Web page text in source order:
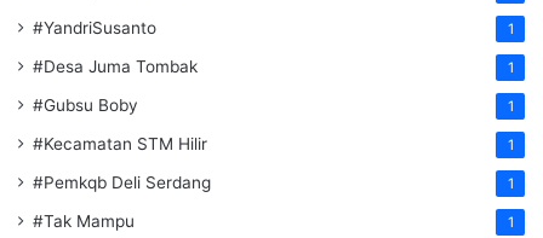
#YandriSusanto 1
#Desa Juma Tombak 1
#Gubsu Boby 1
#Kecamatan STM Hilir 1
#Pemkqb Deli Serdang 1
#Tak Mampu 1